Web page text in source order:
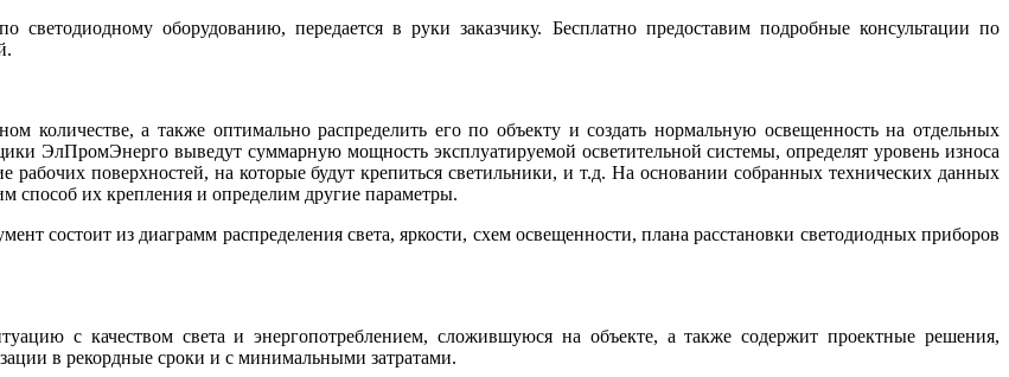
оборудованию, передается в руки заказчику. Бесплатно предоставим подробные консультации по
количестве, а также оптимально распределить его по объекту и создать нормальную освещенность на отдельных
ЭлПромЭнерго выведут суммарную мощность эксплуатируемой осветительной системы, определят уровень износа
рабочих поверхностей, на которые будут крепиться светильники, и т.д. На основании собранных технических данных
способ их крепления и определим другие параметры.
состоит из диаграмм распределения света, яркости, схем освещенности, плана расстановки светодиодных приборов
с качеством света и энергопотреблением, сложившуюся на объекте, а также содержит проектные решения,
в рекордные сроки и с минимальными затратами.